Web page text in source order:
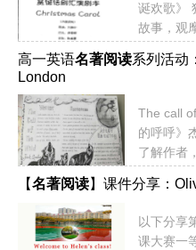
诞欢歌》
故事，观
本，自己
国情怀，
交流的素
高一英语名著阅读系列活动
London
The call
的呼呼》
了解作者
【名著阅读】课件分享：
以下分享
课大赛一